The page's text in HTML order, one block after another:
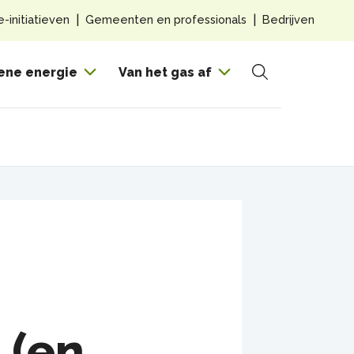
energie Van het gas af
Zoeken
Top
initiatieven Gemeenten en professionals Bedrijven